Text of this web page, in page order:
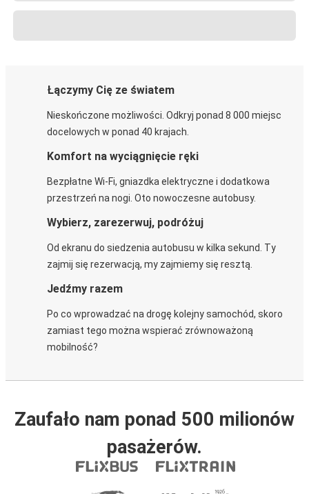
Łączymy Cię ze światem
Nieskończone możliwości. Odkryj ponad 8 000 miejsc
docelowych w ponad 40 krajach.
Komfort na wyciągnięcie ręki
Bezpłatne Wi-Fi, gniazdka elektryczne i dodatkowa
przestrzeń na nogi. Oto nowoczesne autobusy.
Wybierz, zarezerwuj, podróżuj
Od ekranu do siedzenia autobusu w kilka sekund. Ty
zajmij się rezerwacją, my zajmiemy się resztą.
Jedźmy razem
Po co wprowadzać na drogę kolejny samochód, skoro
zamiast tego można wspierać zrównoważoną
mobilność?
Zaufało nam ponad 500 milionów
pasażerów.